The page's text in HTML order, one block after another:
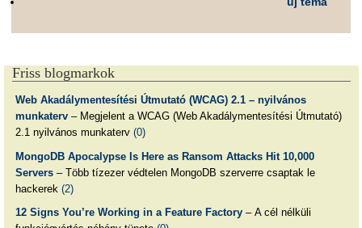
Friss blogmarkok
Web Akadálymentesítési Útmutató (WCAG) 2.1 – nyilvános
munkaterv– Megjelent a WCAG (Web Akadálymentesítési Útmutató)
2.1 nyilvános munkaterv (0)
MongoDB Apocalypse Is Here as Ransom Attacks Hit 10,000
Servers– Több tízezer védtelen MongoDB szerverre csaptak le
hackerek (2)
12 Signs You’re Working in a Feature Factory– A cél nélküli